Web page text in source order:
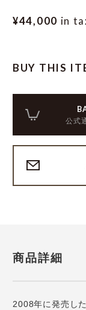
¥44,000 in
BUY THIS
公式
商品詳細
2008年に発売し